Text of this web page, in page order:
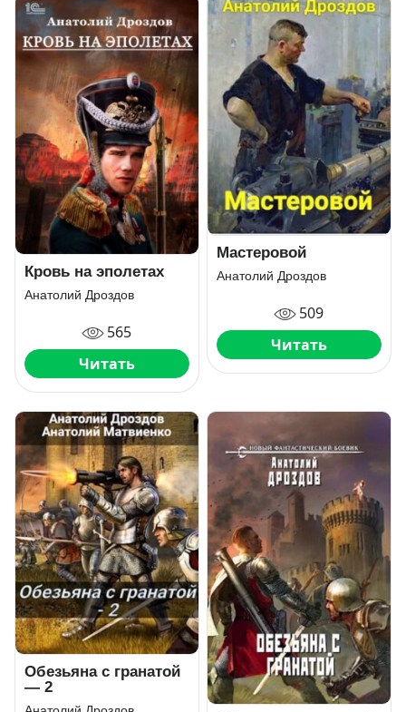
Кровь на эполетах
Анатолий Дроздов
565
Читать
Мастеровой
Анатолий Дроздов
509
Читать
Обезьяна с гранатой
— 2